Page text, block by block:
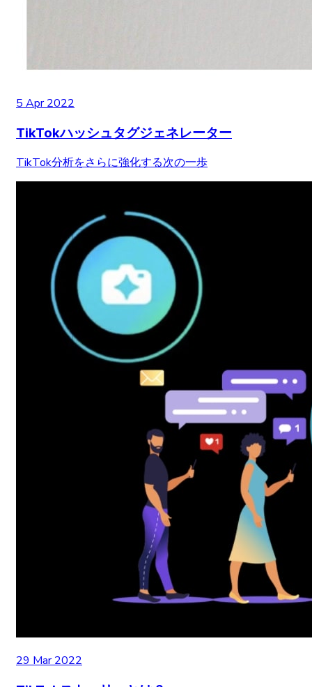
5 Apr 2022
TikTokハッシュタグジェネレーター
TikTok分析をさらに強化する次の一歩
29 Mar 2022